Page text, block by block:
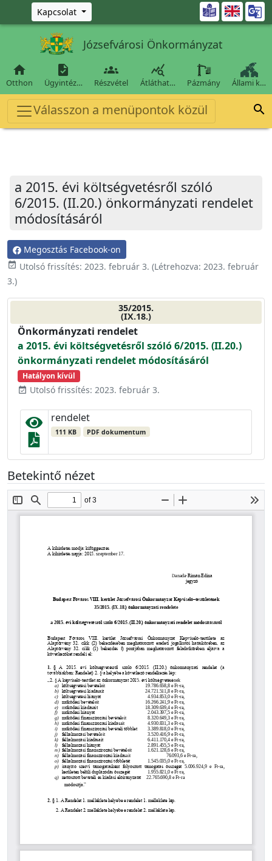
Ugrás a fő tartalomra
Kapcsolat 
Józsefvárosi Önkormányzat

Otthon

Ügyintéz…

Részvétel

Átláthat… Pázmány Állami k…
Válasszon a menüpontok közül 
a 2015. évi költségvetésről szóló
6/2015. (II.20.) önkormányzati rendelet
módosításáról
Megosztás Facebook-on
event_available Utolsó frissítés: 2023. február 3. (Létrehozva: 2023. február
3.)
35/2015.
(IX.18.)
Önkormányzati rendelet
a 2015. évi költségvetésről szóló 6/2015. (II.20.)
önkormányzati rendelet módosításáról
Hatályon kívül
event_available Utolsó frissítés: 2023. február 3.
rendelet
111 KB PDF dokumentum
Betekintő nézet